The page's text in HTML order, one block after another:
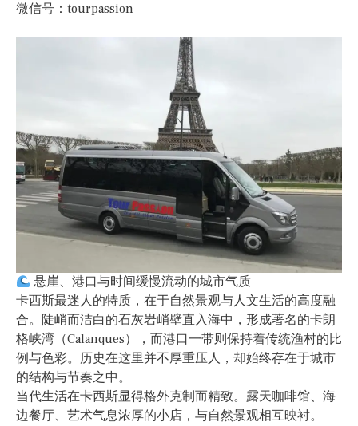
微信号：tourpassion
悬崖、港口与时间缓慢流动的城市气质
卡西斯最迷人的特质，在于自然景观与人文生活的高度融
合。陡峭而洁白的石灰岩峭壁直入海中，形成著名的卡朗
格峡湾（Calanques），而港口一带则保持着传统渔村的比
例与色彩。历史在这里并不厚重压人，却始终存在于城市
的结构与节奏之中。
当代生活在卡西斯显得格外克制而精致。露天咖啡馆、海
边餐厅、艺术气息浓厚的小店，与自然景观相互映衬。